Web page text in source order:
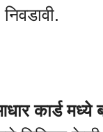
कार्ड मध्ये